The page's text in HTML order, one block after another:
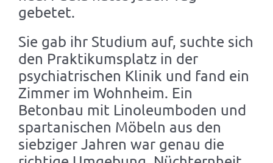
gebetet.
Sie gab ihr Studium auf, suchte sich
den Praktikumsplatz in der
psychiatrischen Klinik und fand ein
Zimmer im Wohnheim. Ein
Betonbau mit Linoleumboden und
spartanischen Möbeln aus den
siebziger Jahren war genau die